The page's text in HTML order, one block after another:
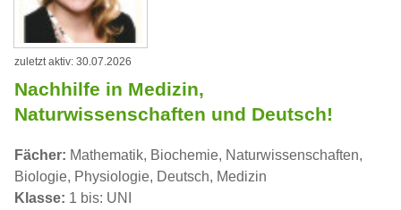
zuletzt aktiv: 30.07.2026
Nachhilfe in Medizin,
Naturwissenschaften und Deutsch!
Fächer: Mathematik, Biochemie, Naturwissenschaften,
Biologie, Physiologie, Deutsch, Medizin
Klasse: 1 bis: UNI